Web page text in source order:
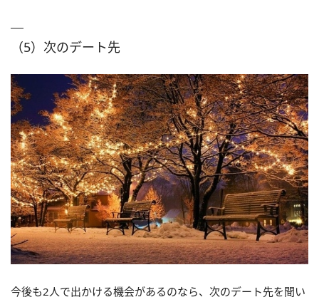
（5）次のデート先
今後も2人で出かける機会があるのなら、次のデート先を聞い